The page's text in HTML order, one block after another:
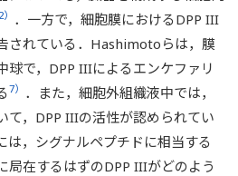
2） ．一方で，細胞膜におけるDPP III
されている．Hashimotoらは，膜
球で，DPP IIIによるエンケファリ
7） ．また，細胞外組織液中では，
て，DPP IIIの活性が認められてい
は，シグナルペプチドに相当する
局在するはずのDPP IIIがどのよう